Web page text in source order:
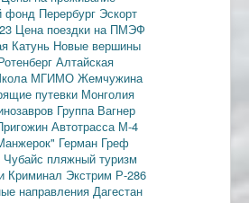
фонд Перербург Эскорт
Цена поездки на ПМЭФ
Катунь Новые вершины
Алтайская
МГИМО Жемчужина
путевки Монголия
Группа Вагнер
Автотрасса М-4
Герман Греф
пляжный туризм
Криминал Экстрим Р-286
направления Дагестан